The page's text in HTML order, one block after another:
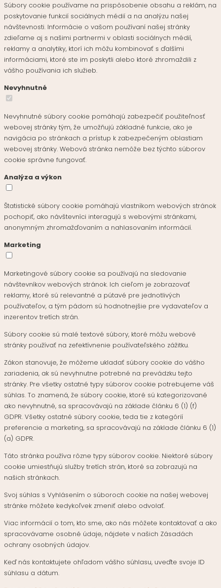
Súbory cookie používame na prispôsobenie obsahu a reklám, na
poskytovanie funkcií sociálnych médií a na analýzu našej
návštevnosti. Informácie o vašom používaní našej stránky
zdieľame aj s našimi partnermi v oblasti sociálnych médií,
reklamy a analytiky, ktorí ich môžu kombinovať s ďalšími
informáciami, ktoré ste im poskytli alebo ktoré zhromaždili z
vášho používania ich služieb.
Nevyhnutné
Nevyhnutné súbory cookie pomáhajú zabezpečiť použiteľnosť
webovej stránky tým, že umožňujú základné funkcie, ako je
navigácia po stránkach a prístup k zabezpečeným oblastiam
webovej stránky. Webová stránka nemôže bez týchto súborov
cookie správne fungovať.
Analýza a výkon
Štatistické súbory cookie pomáhajú vlastníkom webových stránok
pochopiť, ako návštevníci interagujú s webovými stránkami,
anonymným zhromažďovaním a nahlasovaním informácií.
Marketing
Marketingové súbory cookie sa používajú na sledovanie
návštevníkov webových stránok. Ich cieľom je zobrazovať
reklamy, ktoré sú relevantné a pútavé pre jednotlivých
používateľov, a tým pádom sú hodnotnejšie pre vydavateľov a
inzerentov tretích strán.
Súbory cookie sú malé textové súbory, ktoré môžu webové
stránky používať na zefektívnenie používateľského zážitku.
Zákon stanovuje, že môžeme ukladať súbory cookie do vášho
zariadenia, ak sú nevyhnutne potrebné na prevádzku tejto
stránky. Pre všetky ostatné typy súborov cookie potrebujeme váš
súhlas. To znamená, že súbory cookie, ktoré sú kategorizované
ako nevyhnutné, sa spracovávajú na základe článku 6 (1) (f)
GDPR. Všetky ostatné súbory cookie, teda tie z kategórií
preferencie a marketing, sa spracovávajú na základe článku 6 (1)
(a) GDPR.
Táto stránka používa rôzne typy súborov cookie. Niektoré súbory
cookie umiestňujú služby tretích strán, ktoré sa zobrazujú na
našich stránkach.
Svoj súhlas s Vyhlásením o súboroch cookie na našej webovej
stránke môžete kedykoľvek zmeniť alebo odvolať.
Viac informácií o tom, kto sme, ako nás môžete kontaktovať a ako
spracovávame osobné údaje, nájdete v našich Zásadách
ochrany osobných údajov.
Keď nás kontaktujete ohľadom vášho súhlasu, uveďte svoje ID
súhlasu a dátum.